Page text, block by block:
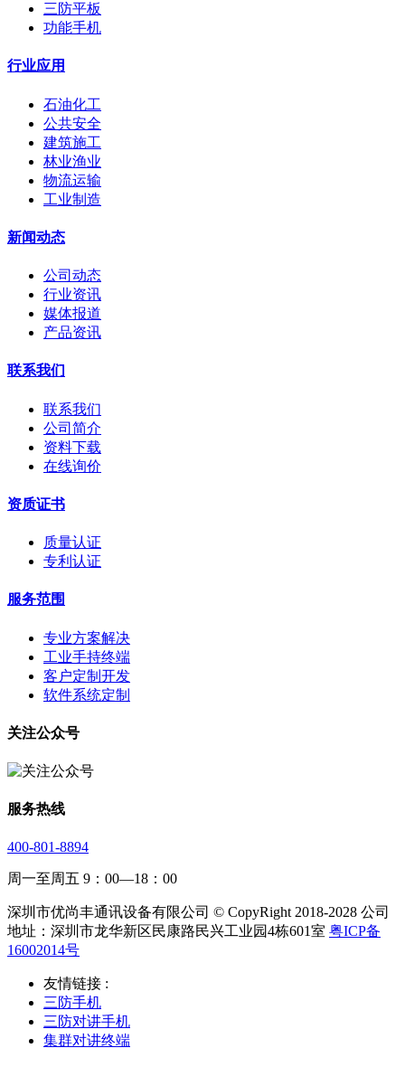
三防平板
功能手机
行业应用
石油化工
公共安全
建筑施工
林业渔业
物流运输
工业制造
新闻动态
公司动态
行业资讯
媒体报道
产品资讯
联系我们
联系我们
公司简介
资料下载
在线询价
资质证书
质量认证
专利认证
服务范围
专业方案解决
工业手持终端
客户定制开发
软件系统定制
关注公众号
服务热线
400-801-8894
周一至周五 9：00—18：00
深圳市优尚丰通讯设备有限公司 © CopyRight 2018-2028 公司
地址：深圳市龙华新区民康路民兴工业园4栋601室 粤ICP备
16002014号
友情链接 :
三防手机
三防对讲手机
集群对讲终端